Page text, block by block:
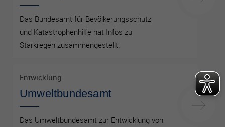
Das Bundesamt für Bevölkerungsschutz
und Katastrophenhilfe hat Infos zu
Starkregen zusammengestellt.
Entwicklung
Umweltbundesamt
Das Umweltbundesamt zur Entwicklung von